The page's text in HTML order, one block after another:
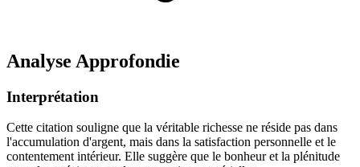
Analyse Approfondie
Interprétation
Cette citation souligne que la véritable richesse ne réside pas dans
l'accumulation d'argent, mais dans la satisfaction personnelle et le
contentement intérieur. Elle suggère que le bonheur et la plénitude